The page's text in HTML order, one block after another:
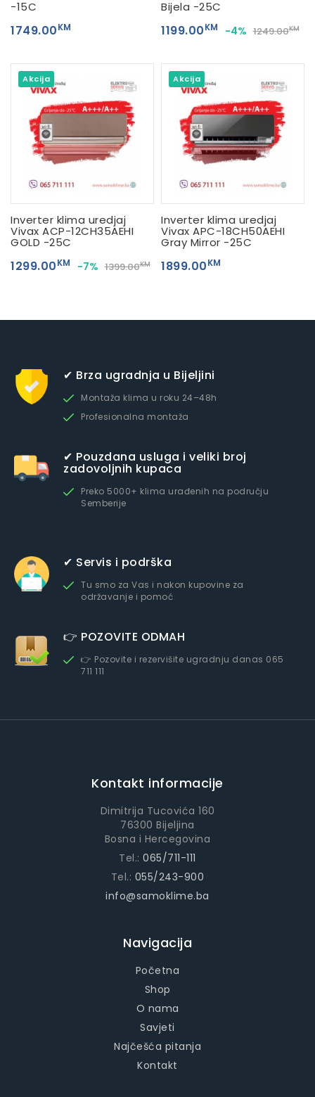
-15C
1749.00KM
Bijela -25C
1199.00KM -4% 1249.00KM
Akcija
Inverter klima uredjaj
Vivax ACP-12CH35AEHI
GOLD -25C
1299.00KM -7% 1399.00KM
Akcija
Inverter klima uredjaj
Vivax APC-18CH50AEHI
Gray Mirror -25C
1899.00KM
✔ Brza ugradnja u Bijeljini
Montaža klima u roku 24–48h
Profesionalna montaža
✔ Pouzdana usluga i veliki broj
zadovoljnih kupaca
Preko 5000+ klima urađenih na području
Semberije
✔ Servis i podrška
Tu smo za Vas i nakon kupovine za
održavanje i pomoć
👉 POZOVITE ODMAH
👉 Pozovite i rezervišite ugradnju danas 065
711 111
Kontakt informacije
Dimitrija Tucovića 160
76300 Bijeljina
Bosna i Hercegovina
Tel.:065/711-111
Tel.: 055/243-900
info@samoklime.ba
Navigacija
Početna
Shop
O nama
Savjeti
Najčešća pitanja
Kontakt